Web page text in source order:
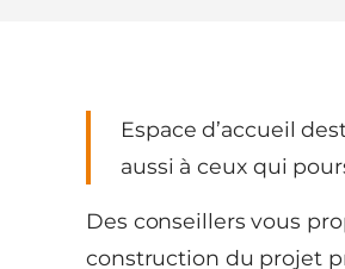
Espace d’accueil
aussi à ceux qui
Des conseillers vous
construction du projet